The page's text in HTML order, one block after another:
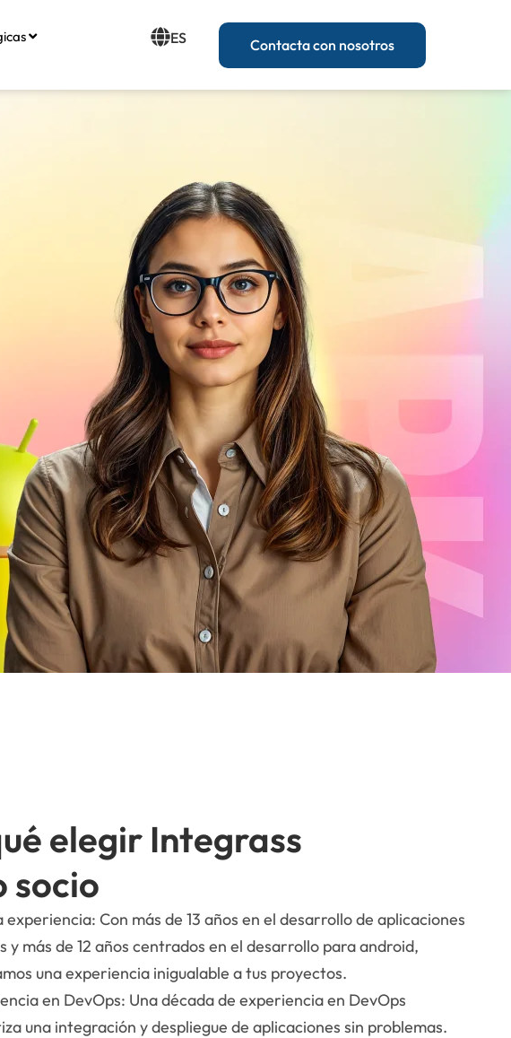
ES Contacta con nosotros
elegir Integrass
socio
experiencia: Con más de 13 años en el desarrollo de aplicaciones
y más de 12 años centrados en el desarrollo para android,
una experiencia inigualable a tus proyectos.
en DevOps: Una década de experiencia en DevOps
una integración y despliegue de aplicaciones sin problemas.